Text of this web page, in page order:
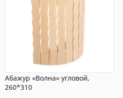
Абажур «Волна» угловой,
260*310